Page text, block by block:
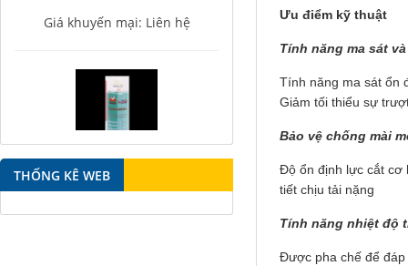
Ưu điểm kỹ thuật
Tính năng ma sát
Tính năng ma sát ổn
Giảm tối thiểu sự
Bảo vệ chống mài
Độ ổn định lực cắt cơ
tiết chịu tải nặng
Tính năng nhiệt độ
Được pha chế để
Falcon S-350 Chất chống gỉ bôi
trơn đa năng – Multipurpose
lubricating antirust agent
THỐNG KÊ WEB